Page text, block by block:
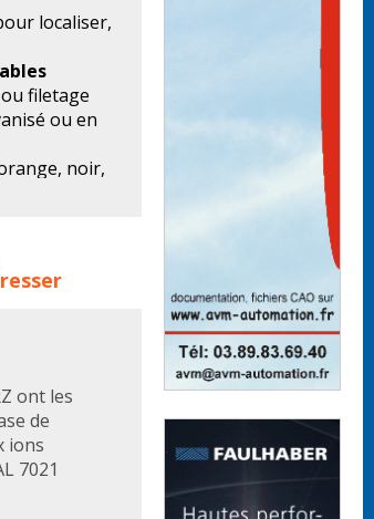
localiser,
filetage
ou en
noir,
palier axial
des
une surface
ont les
de
ions
7021